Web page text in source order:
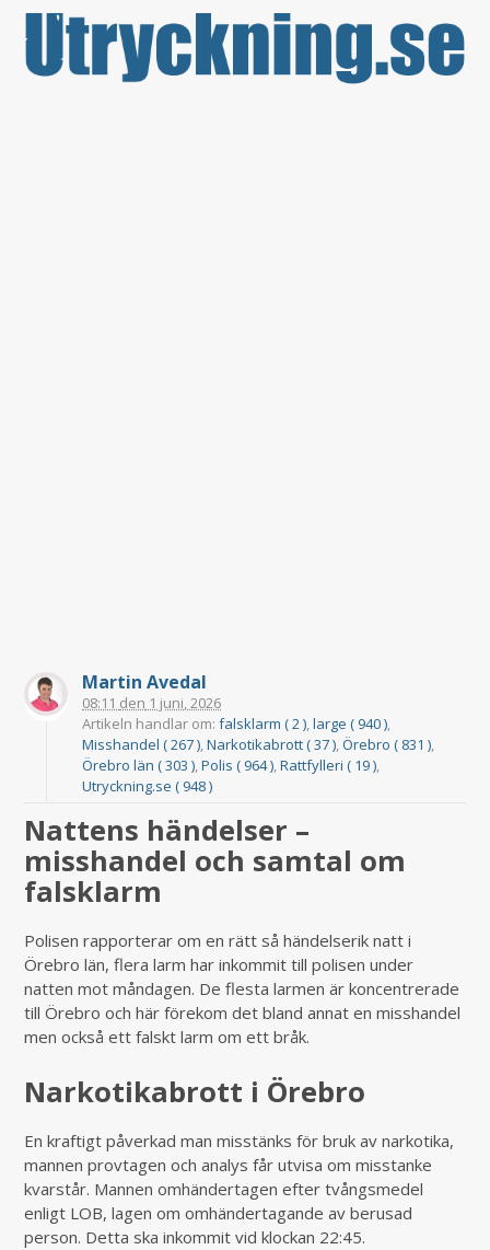
Martin Avedal
08:11 den 1 juni, 2026
Artikeln handlar om:falsklarm ( 2 ),large ( 940 ),
Misshandel ( 267 ),Narkotikabrott ( 37 ),Örebro ( 831 ),
Örebro län ( 303 ),Polis ( 964 ),Rattfylleri ( 19 ),
Utryckning.se ( 948 )
Nattens händelser –
misshandel och samtal om
falsklarm
Polisen rapporterar om en rätt så händelserik natt i
Örebro län, flera larm har inkommit till polisen under
natten mot måndagen. De flesta larmen är koncentrerade
till Örebro och här förekom det bland annat en misshandel
men också ett falskt larm om ett bråk.
Narkotikabrott i Örebro
En kraftigt påverkad man misstänks för bruk av narkotika,
mannen provtagen och analys får utvisa om misstanke
kvarstår. Mannen omhändertagen efter tvångsmedel
enligt LOB, lagen om omhändertagande av berusad
person. Detta ska inkommit vid klockan 22:45.